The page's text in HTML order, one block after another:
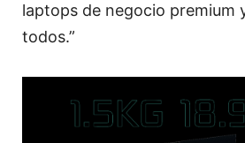
laptops de negocio premium
todos.”